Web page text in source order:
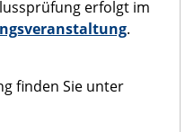
erfolgt im
.
finden Sie unter